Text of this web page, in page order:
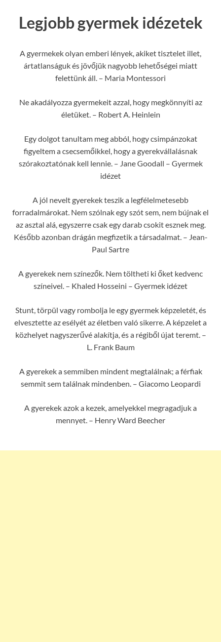
Legjobb gyermek idézetek
A gyermekek olyan emberi lények, akiket tisztelet illet,
ártatlanságuk és jövőjük nagyobb lehetőségei miatt
felettünk áll. – Maria Montessori
Ne akadályozza gyermekeit azzal, hogy megkönnyíti az
életüket. – Robert A. Heinlein
Egy dolgot tanultam meg abból, hogy csimpánzokat
figyeltem a csecsemőikkel, hogy a gyerekvállalásnak
szórakoztatónak kell lennie. – Jane Goodall – Gyermek
idézet
A jól nevelt gyerekek teszik a legfélelmetesebb
forradalmárokat. Nem szólnak egy szót sem, nem bújnak el
az asztal alá, egyszerre csak egy darab csokit esznek meg.
Később azonban drágán megfizetik a társadalmat. – Jean-
Paul Sartre
A gyerekek nem színezők. Nem töltheti ki őket kedvenc
színeivel. – Khaled Hosseini – Gyermek idézet
Stunt, törpül vagy rombolja le egy gyermek képzeletét, és
elvesztette az esélyét az életben való sikerre. A képzelet a
közhelyet nagyszerűvé alakítja, és a régiből újat teremt. –
L. Frank Baum
A gyerekek a semmiben mindent megtalálnak; a férfiak
semmit sem találnak mindenben. – Giacomo Leopardi
A gyerekek azok a kezek, amelyekkel megragadjuk a
mennyet. – Henry Ward Beecher